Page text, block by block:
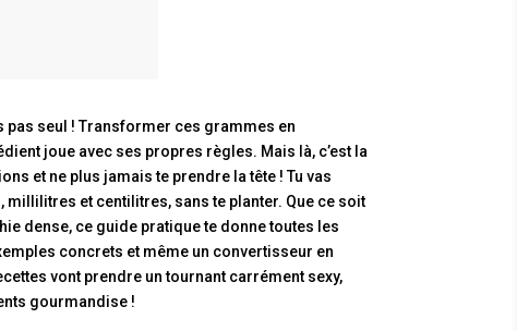
pas seul ! Transformer ces grammes en
joue avec ses propres règles. Mais là, c’est la
et ne plus jamais te prendre la tête ! Tu vas
et centilitres, sans te planter. Que ce soit
dense, ce guide pratique te donne toutes les
concrets et même un convertisseur en
vont prendre un tournant carrément sexy,
gourmandise !